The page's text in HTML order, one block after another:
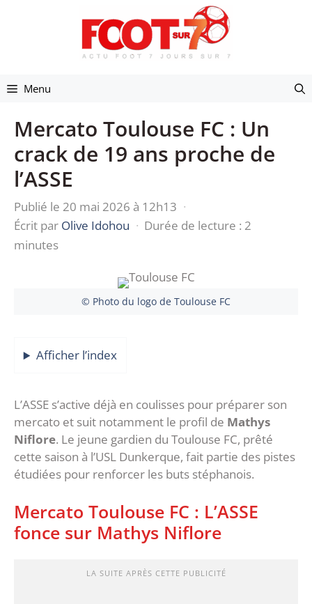
Menu
Mercato Toulouse FC : Un
crack de 19 ans proche de
l’ASSE
Publié le 20 mai 2026 à 12h13 ·
Écrit par Olive Idohou · Durée de lecture : 2
minutes
© Photo du logo de Toulouse FC
Afficher l’index
L’ASSE s’active déjà en coulisses pour préparer son
mercato et suit notamment le profil de Mathys
Niflore. Le jeune gardien du Toulouse FC, prêté
cette saison à l’USL Dunkerque, fait partie des pistes
étudiées pour renforcer les buts stéphanois.
Mercato Toulouse FC : L’ASSE
fonce sur Mathys Niflore
LA SUITE APRÈS CETTE PUBLICITÉ